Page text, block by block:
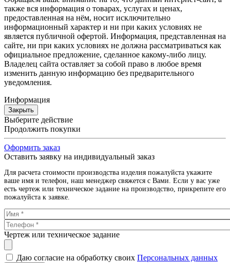
также вся информация о товарах, услугах и ценах,
предоставленная на нём, носит исключительно
информационный характер и ни при каких условиях не
является публичной офертой. Информация, представленная на
сайте, ни при каких условиях не должна рассматриваться как
официальное предложение, сделанное какому-либо лицу.
Владелец сайта оставляет за собой право в любое время
изменить данную информацию без предварительного
уведомления.
Информация
Закрыть
Выберите действие
Продолжить покупки
Оформить заказ
Оставить заявку на индивидуальный заказ
Для расчета стоимости производства изделия пожалуйста укажите
ваше имя и телефон, наш менеджер свяжется с Вами. Если у вас уже
есть чертеж или техническое задание на производство, прикрепите его
пожалуйста к заявке.
Чертеж или техническое задание
Даю согласие на обработку своих Персональных данных